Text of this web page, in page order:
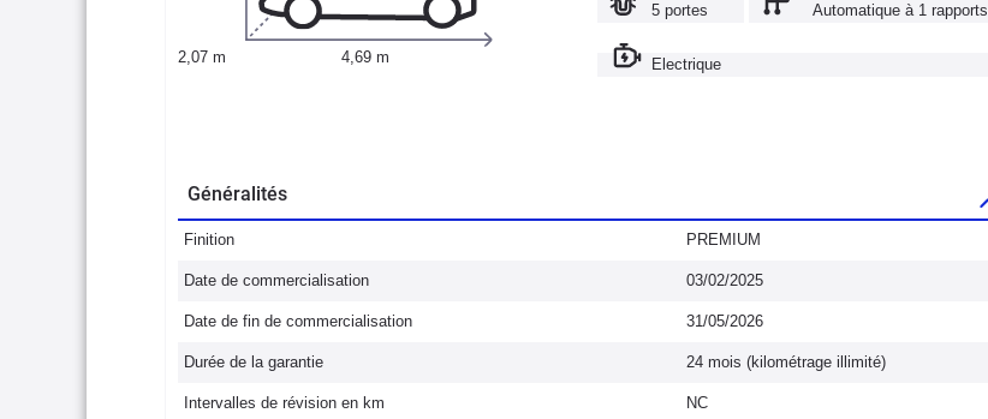
2,07 m 4,69 m
5 portes Automatique à 1 rapports
Electrique
Généralités
Finition PREMIUM
Date de commercialisation 03/02/2025
Date de fin de commercialisation 31/05/2026
Durée de la garantie 24 mois (kilométrage illimité)
Intervalles de révision en km NC